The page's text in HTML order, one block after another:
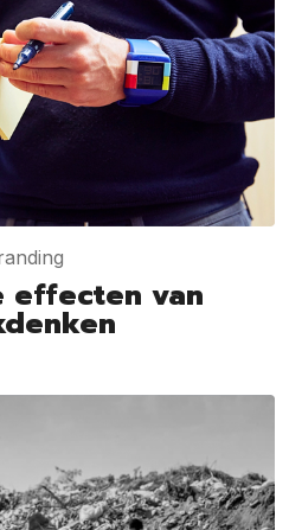
effecten van